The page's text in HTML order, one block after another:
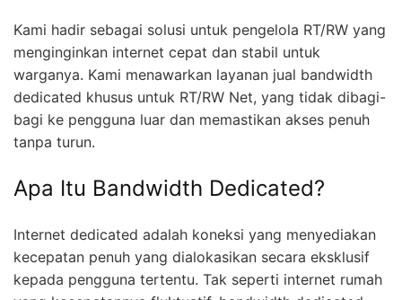
Kami hadir sebagai solusi untuk pengelola RT/RW yang
menginginkan internet cepat dan stabil untuk
warganya. Kami menawarkan layanan jual bandwidth
dedicated khusus untuk RT/RW Net, yang tidak dibagi-
bagi ke pengguna luar dan memastikan akses penuh
tanpa turun.
Apa Itu Bandwidth Dedicated?
Internet dedicated adalah koneksi yang menyediakan
kecepatan penuh yang dialokasikan secara eksklusif
kepada pengguna tertentu. Tak seperti internet rumah